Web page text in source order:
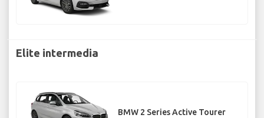
Elite intermedia
BMW 2 Series Active Tourer